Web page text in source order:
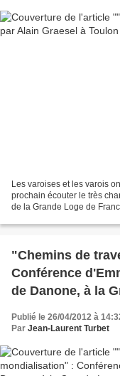
Les varoises et les varois
prochain écouter le très
de la Grande Loge de
"Chemins de
Conférence
de Danone, à la
Publié le 26/04/2012 à
Par Jean-Laurent Turbet